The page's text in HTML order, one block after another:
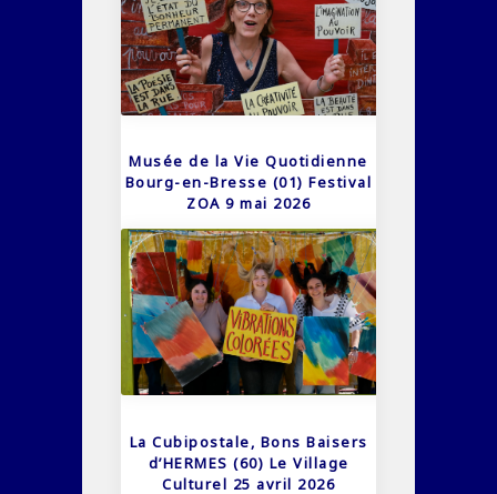
Musée de la Vie Quotidienne
Bourg-en-Bresse (01) Festival
ZOA 9 mai 2026
La Cubipostale, Bons Baisers
d’HERMES (60) Le Village
Culturel 25 avril 2026